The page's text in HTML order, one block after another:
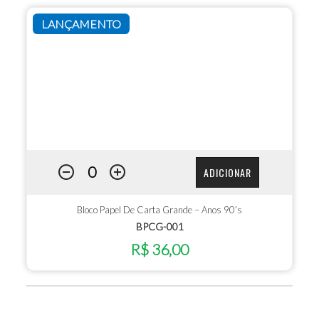
LANÇAMENTO
ADICIONAR
Bloco Papel De Carta Grande – Anos 90’s
BPCG-001
R$ 36,00